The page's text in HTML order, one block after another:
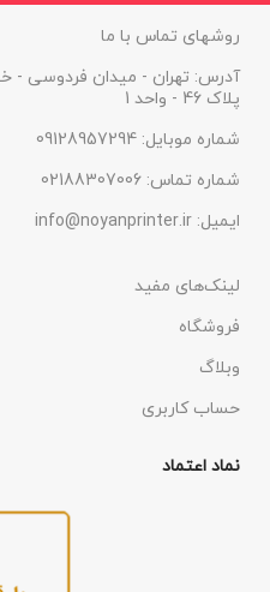
روشهای تماس با ما
آدرس: تهران - میدان فردوسی -
پلاک 46 - واحد 1
شماره موبایل: 09128957294
شماره تماس: 02188307006
ایمیل: info@noyanprinter.ir
لینک‌های مفید
فروشگاه
وبلاگ
حساب کاربری
نماد اعتماد